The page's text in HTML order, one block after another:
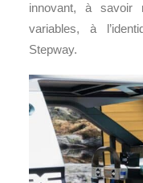
innovant, à savoir
variables, à
Stepway.